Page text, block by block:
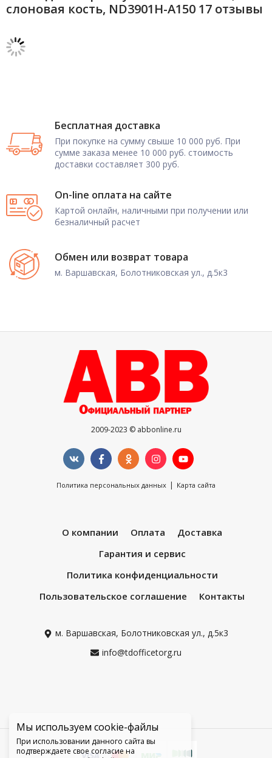
Мы используем cookie-файлы
При использовании данного сайта вы
подтверждаете свое согласие на
слоновая кость, ND3901H-A150 17 отзывы
Бесплатная доставка
При покупке на сумму свыше 10 000 руб. При
сумме заказа менее 10 000 руб. стоимость
доставки составляет 300 руб.
On-line оплата на сайте
Картой онлайн, наличными при получении или
безналичный расчет
Обмен или возврат товара
м. Варшавская, Болотниковская ул., д.5к3
2009-2023 © abbonline.ru
Политика персональных данных | Карта сайта
О компании Оплата
Доставка
Гарантия и сервис
Политика конфиденциальности
Пользовательское соглашение
Контакты
м. Варшавская, Болотниковская ул., д.5к3
info@tdofficetorg.ru